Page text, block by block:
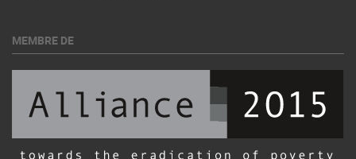
MEMBRE DE